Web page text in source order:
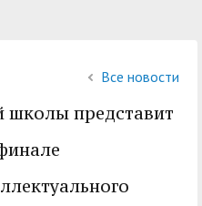
обучающихся ГАГУ
о
предоставлении
обучающимся
Все новости
школы представит